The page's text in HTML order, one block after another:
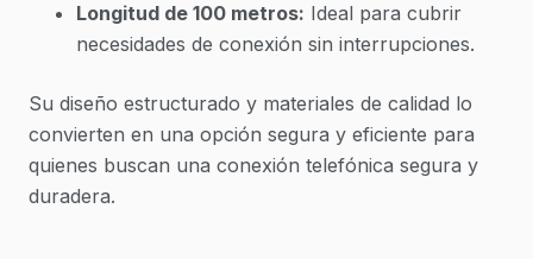
Longitud de 100 metros: Ideal para cubrir
necesidades de conexión sin interrupciones.
Su diseño estructurado y materiales de calidad lo
convierten en una opción segura y eficiente para
quienes buscan una conexión telefónica segura y
duradera.